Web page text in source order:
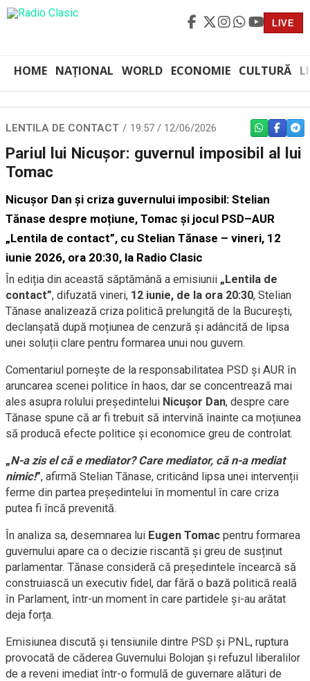
LIVE
HOME NAȚIONAL WORLD ECONOMIE CULTURĂ
LENTILA DE CONTACT 19:57 / 12/06/2026 WHATSAPP
Pariul lui Nicușor: guvernul imposibil al lui
Tomac
Nicușor Dan și criza guvernului imposibil: Stelian
Tănase despre moțiune, Tomac și jocul PSD–AUR
„Lentila de contact”, cu Stelian Tănase – vineri, 12
iunie 2026, ora 20:30, la Radio Clasic
În ediția din această săptămână a emisiunii „Lentila de
contact”, difuzată vineri, 12 iunie, de la ora 20:30, Stelian
Tănase analizează criza politică prelungită de la București,
declanșată după moțiunea de cenzură și adâncită de lipsa
unei soluții clare pentru formarea unui nou guvern.
Comentariul pornește de la responsabilitatea PSD și AUR în
aruncarea scenei politice în haos, dar se concentrează mai
ales asupra rolului președintelui Nicușor Dan, despre care
Tănase spune că ar fi trebuit să intervină înainte ca moțiunea
să producă efecte politice și economice greu de controlat.
„N-a zis el că e mediator? Care mediator, că n-a mediat
nimic!”, afirmă Stelian Tănase, criticând lipsa unei intervenții
ferme din partea președintelui în momentul în care criza
putea fi încă prevenită.
În analiza sa, desemnarea lui Eugen Tomac pentru formarea
guvernului apare ca o decizie riscantă și greu de susținut
parlamentar. Tănase consideră că președintele încearcă să
construiască un executiv fidel, dar fără o bază politică reală
în Parlament, într-un moment în care partidele și-au arătat
deja forța.
Emisiunea discută și tensiunile dintre PSD și PNL, ruptura
provocată de căderea Guvernului Bolojan și refuzul liberalilor
de a reveni imediat într-o formulă de guvernare alături de